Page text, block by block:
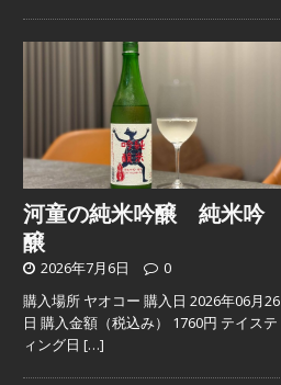
河童の純米吟醸 純米吟
醸
2026年7月6日
0
購入場所 ヤオコー 購入日 2026年06月26
日 購入金額（税込み） 1760円 テイステ
ィング日 […]